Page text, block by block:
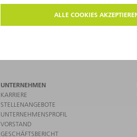
UNTERNEHMEN
KARRIERE
STELLENANGEBOTE
UNTERNEHMENSPROFIL
VORSTAND
GESCHÄFTSBERICHT